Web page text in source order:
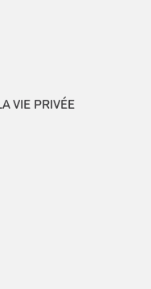
VIE PRIVÉE